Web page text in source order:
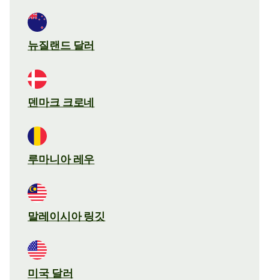
뉴질랜드 달러
덴마크 크로네
루마니아 레우
말레이시아 링깃
미국 달러